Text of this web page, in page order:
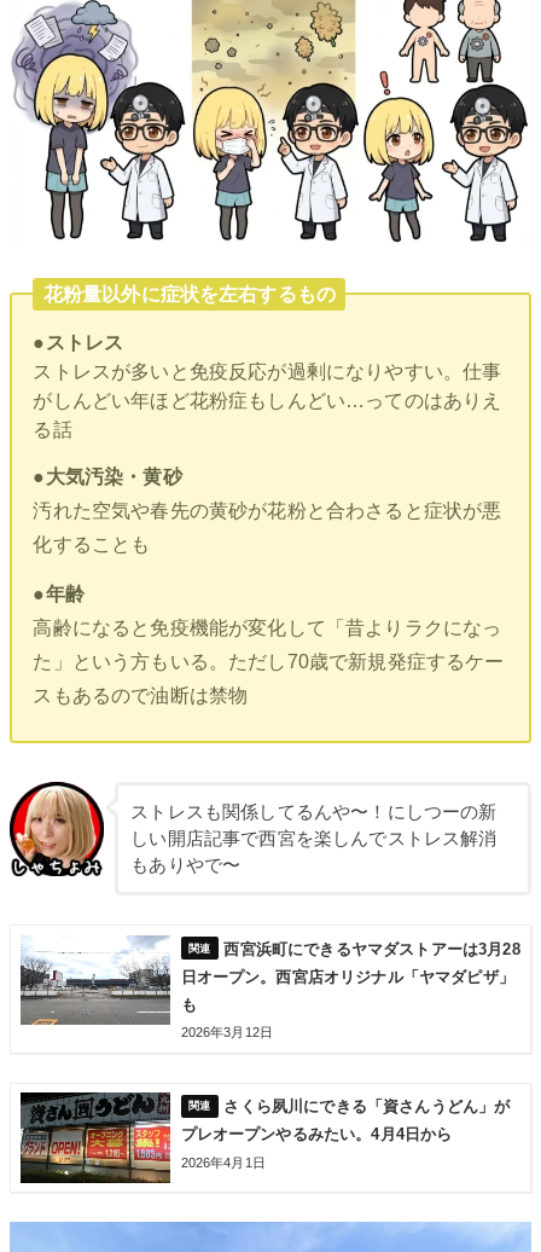
花粉量以外に症状を左右するもの
●ストレス
ストレスが多いと免疫反応が過剰になりやすい。仕事
がしんどい年ほど花粉症もしんどい…ってのはありえ
る話
●大気汚染・黄砂
汚れた空気や春先の黄砂が花粉と合わさると症状が悪
化することも
●年齢
高齢になると免疫機能が変化して「昔よりラクになっ
た」という方もいる。ただし70歳で新規発症するケー
スもあるので油断は禁物
ストレスも関係してるんや〜！にしつーの新
しい開店記事で西宮を楽しんでストレス解消
もありやで〜
西宮浜町にできるヤマダストアーは3月28
日オープン。西宮店オリジナル「ヤマダピザ」
も
2026年3月12日
さくら夙川にできる「資さんうどん」が
プレオープンやるみたい。4月4日から
2026年4月1日